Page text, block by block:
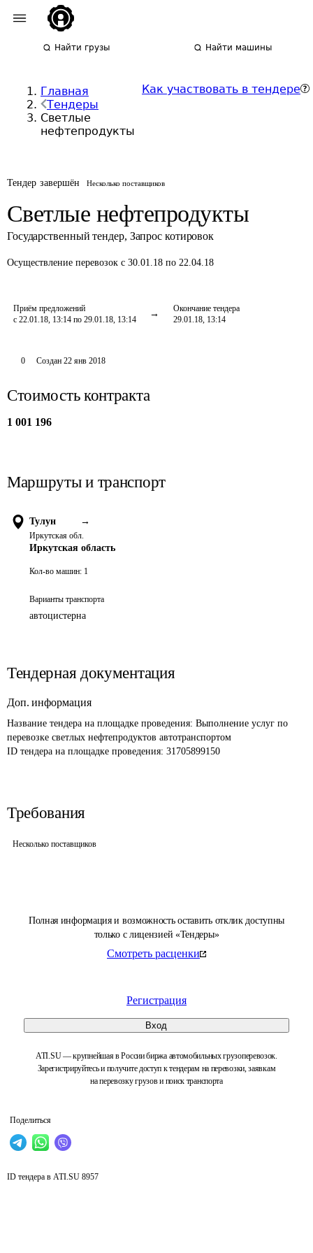
Найти грузы Найти машины
Главная
Тендеры
Светлые
нефтепродукты
Как участвовать в тендере
Тендер завершён Несколько поставщиков
Светлые нефтепродукты
Государственный тендер, Запрос котировок
Осуществление перевозок с 30.01.18 по 22.04.18
Приём предложений
с 22.01.18, 13:14 по 29.01.18, 13:14
Окончание тендера
29.01.18, 13:14
Полная информация и возможность оставить отклик доступны
только с лицензией «Тендеры»
Смотреть расценки
Регистрация
Вход
ATI.SU — крупнейшая в России биржа автомобильных грузоперевозок.
Зарегистрируйтесь и получите доступ к тендерам на перевозки, заявкам
на перевозку грузов и поиск транспорта
Поделиться
0 Создан 22 янв 2018
Стоимость контракта
1 001 196
Маршруты и транспорт
Тулун →
Иркутская обл.
Иркутская область
Кол-во машин: 1
Варианты транспорта
автоцистерна
Тендерная документация
Доп. информация
Название тендера на площадке проведения: Выполнение услуг по
перевозке светлых нефтепродуктов автотранспортом
ID тендера на площадке проведения: 31705899150
Требования
Несколько поставщиков
ID тендера в ATI.SU 8957